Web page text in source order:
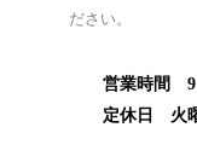
ださい。
営業時間 9
定休日 火曜